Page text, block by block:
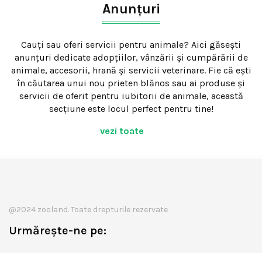
Anunțuri
Cauți sau oferi servicii pentru animale? Aici găsești
anunțuri dedicate adopțiilor, vânzării și cumpărării de
animale, accesorii, hrană și servicii veterinare. Fie că ești
în căutarea unui nou prieten blănos sau ai produse și
servicii de oferit pentru iubitorii de animale, această
secțiune este locul perfect pentru tine!
vezi toate
@2024 zooland. Toate drepturile rezervate
Urmărește-ne pe: